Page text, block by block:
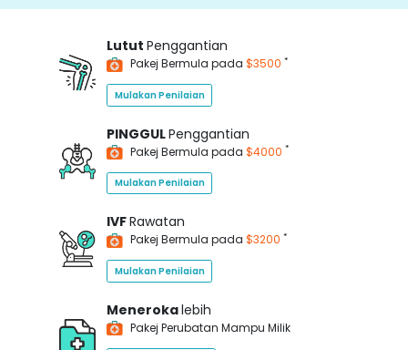
Lutut Penggantian
Pakej Bermula pada $3500 *
Mulakan Penilaian
PINGGULPenggantian
Pakej Bermula pada $4000 *
Mulakan Penilaian
IVFRawatan
Pakej Bermula pada $3200 *
Mulakan Penilaian
Menerokalebih
Pakej Perubatan Mampu Milik